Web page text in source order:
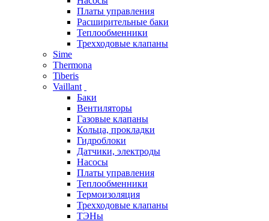
Платы управления
Расширительные баки
Теплообменники
Трехходовые клапаны
Sime
Thermona
Tiberis
Vaillant
Баки
Вентиляторы
Газовые клапаны
Кольца, прокладки
Гидроблоки
Датчики, электроды
Насосы
Платы управления
Теплообменники
Термоизоляция
Трехходовые клапаны
ТЭНы